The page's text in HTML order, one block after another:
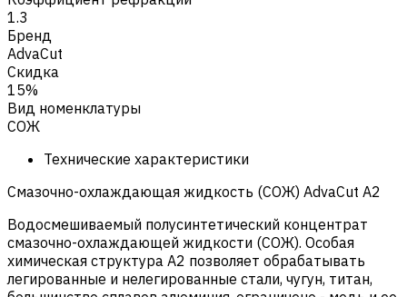
1.3
Бренд
AdvaCut
Скидка
15%
Вид номенклатуры
СОЖ
Технические характеристики
Смазочно-охлаждающая жидкость (СОЖ) AdvaСut A2
Водосмешиваемый полусинтетический концентрат
смазочно-охлаждающей жидкости (СОЖ). Особая
химическая структура A2 позволяет обрабатывать
легированные и нелегированные стали, чугун, титан,